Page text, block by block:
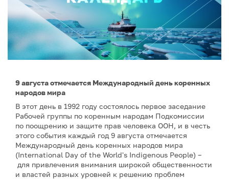
9 августа отмечается Международный день коренных
народов мира
В этот день в 1992 году состоялось первое заседание
Рабочей группы по коренным народам Подкомиссии
по поощрению и защите прав человека ООН, и в честь
этого события каждый год 9 августа отмечается
Международный день коренных народов мира
(International Day of the World's Indigenous People) –
для привлечения внимания широкой общественности
и властей разных уровней к решению проблем